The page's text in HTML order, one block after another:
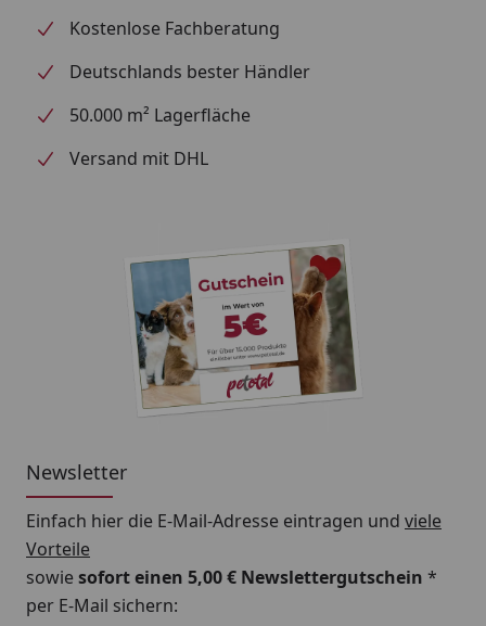
Kostenlose Fachberatung
Deutschlands bester Händler
50.000 m² Lagerfläche
Versand mit DHL
Newsletter
Einfach hier die E-Mail-Adresse eintragen und viele
Vorteile
sowiesofort einen 5,00 € Newslettergutschein *
per E-Mail sichern: